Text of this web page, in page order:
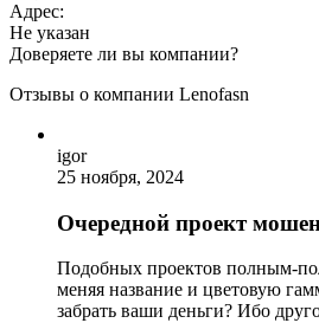
Адрес:
Не указан
Доверяете ли вы компании?
Отзывы о компании Lenofasn
igor
25 ноября, 2024
Очередной проект
Подобных проектов полным-
меняя название и цветовую
забрать ваши деньги? Ибо